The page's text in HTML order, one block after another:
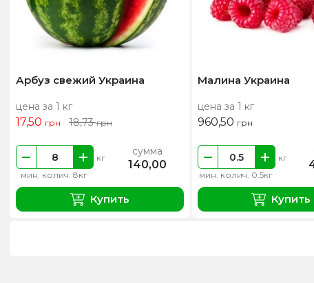
Арбуз свежий Украина
цена за 1 кг
17,50 грн 18,73грн
мин. колич. 8кг
кг сумма
140,00
Купить
Малина Украина
цена за 1 кг
960,50 грн
мин. колич. 0.5кг
кг
Купить